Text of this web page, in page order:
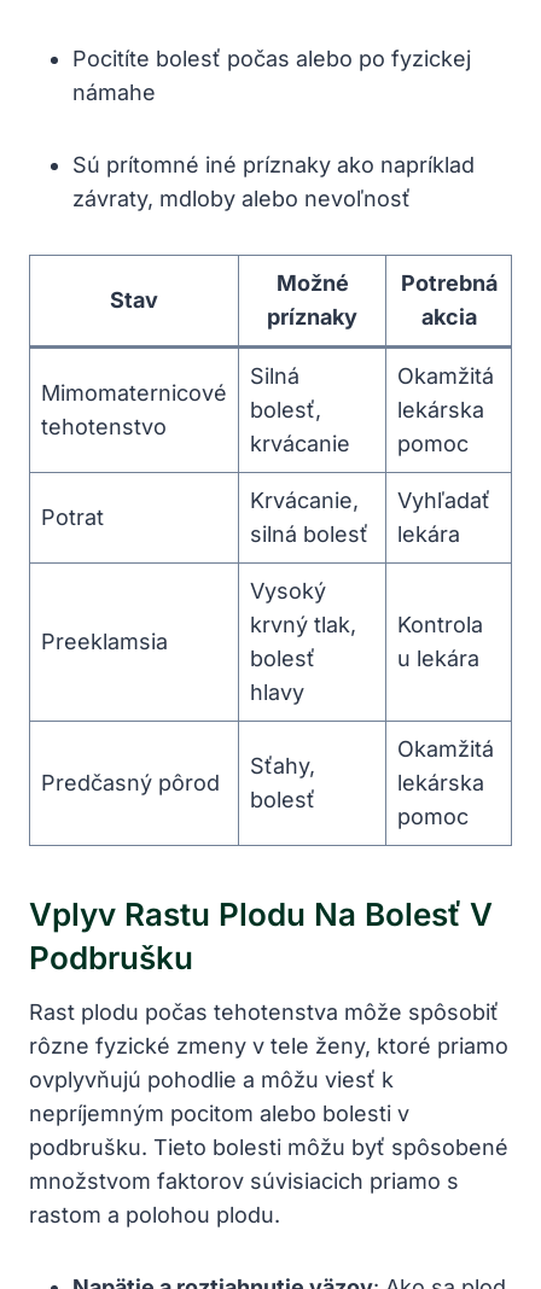
Pocitíte bolesť počas alebo po fyzickej
námahe
Sú prítomné iné príznaky ako napríklad
závraty, mdloby alebo nevoľnosť
Stav
Možné
príznaky
Potrebná
akcia
Mimomaternicové
tehotenstvo
Silná
bolesť,
krvácanie
Okamžitá
lekárska
pomoc
Potrat
Krvácanie,
silná bolesť
Vyhľadať
lekára
Preeklamsia
Vysoký
krvný tlak,
bolesť
hlavy
Kontrola
u lekára
Predčasný pôrod
Sťahy,
bolesť
Okamžitá
lekárska
pomoc
Vplyv Rastu Plodu Na Bolesť V
Podbrušku
Rast plodu počas tehotenstva môže spôsobiť
rôzne fyzické zmeny v tele ženy, ktoré priamo
ovplyvňujú pohodlie a môžu viesť k
nepríjemným pocitom alebo bolesti v
podbrušku. Tieto bolesti môžu byť spôsobené
množstvom faktorov súvisiacich priamo s
rastom a polohou plodu.